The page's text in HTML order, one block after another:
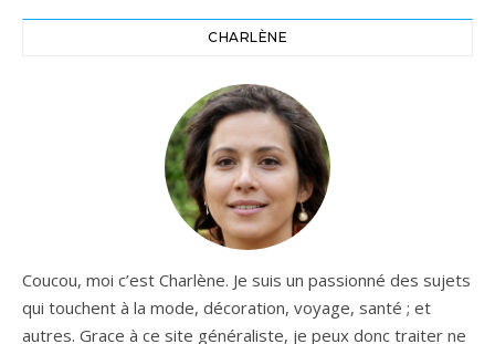
CHARLÈNE
Coucou, moi c’est Charlène. Je suis un passionné des sujets
qui touchent à la mode, décoration, voyage, santé ; et
autres. Grace à ce site généraliste, je peux donc traiter ne